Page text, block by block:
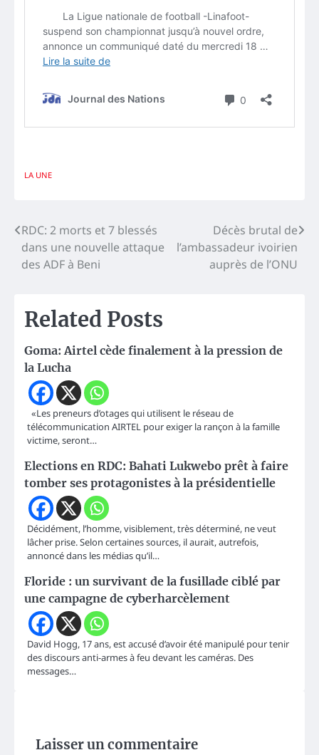
LA UNE
Navigation
de
RDC: 2 morts et 7 blessés
dans une nouvelle attaque
des ADF à Beni
Décès brutal de
l’ambassadeur ivoirien
auprès de l’ONU
Related Posts
Goma: Airtel cède finalement à la pression de
la Lucha
«Les preneurs d’otages qui utilisent le réseau de
télécommunication AIRTEL pour exiger la rançon à la famille
victime, seront…
Elections en RDC: Bahati Lukwebo prêt à faire
tomber ses protagonistes à la présidentielle
Décidément, l’homme, visiblement, très déterminé, ne veut
lâcher prise. Selon certaines sources, il aurait, autrefois,
annoncé dans les médias qu’il…
Floride : un survivant de la fusillade ciblé par
une campagne de cyberharcèlement
David Hogg, 17 ans, est accusé d’avoir été manipulé pour tenir
des discours anti-armes à feu devant les caméras. Des
messages…
Laisser un commentaire